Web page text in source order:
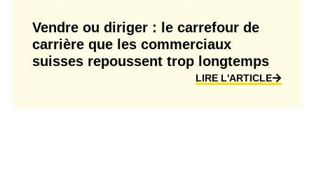
Vendre ou diriger : le carrefour de
carrière que les commerciaux
suisses repoussent trop longtemps
LIRE L'ARTICLE